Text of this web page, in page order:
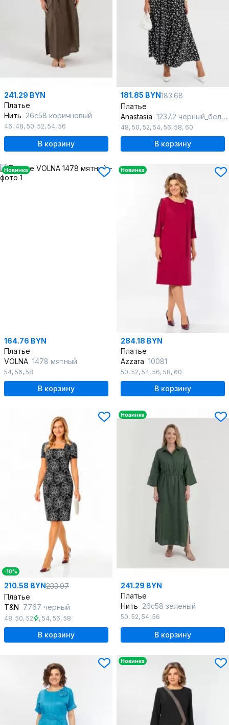
241.29 BYN
Платье
Нить 26с58 коричневый
46, 48, 50, 52, 54, 56
В корзину
181.85 BYN183.68
Платье
Anastasia 1237.2 черный_белый_пояс
48, 50, 52, 54, 56, 58, 60
В корзину
Новинка
164.76 BYN
Платье
VOLNA 1478 мятный
54, 56, 58
В корзину
Новинка
284.18 BYN
Платье
Azzara 10081
50, 52, 54, 56, 58, 60
В корзину
-10%
210.58 BYN233.97
Платье
T&N 7767 черный
48, 50, 52 , 54, 56, 58
В корзину
Новинка
241.29 BYN
Платье
Нить 26с58 зеленый
50, 52, 54, 56
В корзину
Новинка